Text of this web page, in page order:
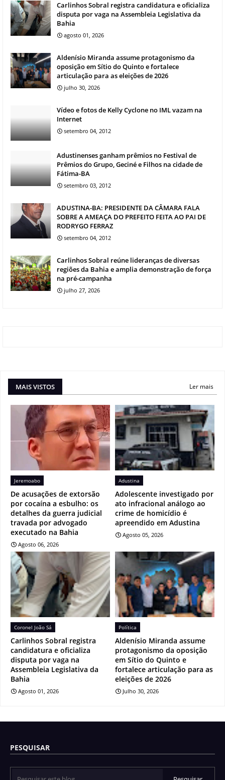
Carlinhos Sobral registra candidatura e oficializa
disputa por vaga na Assembleia Legislativa da
Bahia
agosto 01, 2026
Aldenísio Miranda assume protagonismo da
oposição em Sítio do Quinto e fortalece
articulação para as eleições de 2026
julho 30, 2026
Vídeo e fotos de Kelly Cyclone no IML vazam na
Internet
setembro 04, 2012
Adustinenses ganham prêmios no Festival de
Prêmios do Grupo, Geciné e Filhos na cidade de
Fátima-BA
setembro 03, 2012
ADUSTINA-BA: PRESIDENTE DA CÂMARA FALA
SOBRE A AMEAÇA DO PREFEITO FEITA AO PAI DE
RODRYGO FERRAZ
setembro 04, 2012
Carlinhos Sobral reúne lideranças de diversas
regiões da Bahia e amplia demonstração de força
na pré-campanha
julho 27, 2026
MAIS VISTOS Ler mais
Jeremoabo
De acusações de extorsão
por cocaína a esbulho: os
detalhes da guerra judicial
travada por advogado
executado na Bahia
Agosto 06, 2026
Adustina
Adolescente investigado por
ato infracional análogo ao
crime de homicídio é
apreendido em Adustina
Agosto 05, 2026
Coronel João Sá
Carlinhos Sobral registra
candidatura e oficializa
disputa por vaga na
Assembleia Legislativa da
Bahia
Agosto 01, 2026
Política
Aldenísio Miranda assume
protagonismo da oposição
em Sítio do Quinto e
fortalece articulação para as
eleições de 2026
Julho 30, 2026
PESQUISAR